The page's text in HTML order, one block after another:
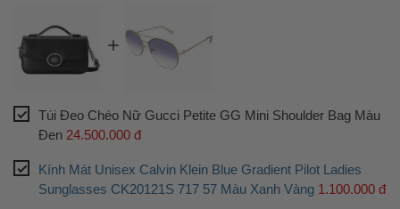
Túi Đeo Chéo Nữ Gucci Petite GG Mini Shoulder Bag Màu
Đen 24.500.000 đ
Kính Mát Unisex Calvin Klein Blue Gradient Pilot Ladies
Sunglasses CK20121S 717 57 Màu Xanh Vàng 1.100.000 đ